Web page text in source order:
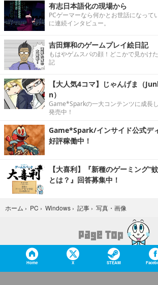
有志日本語化の現場から
PCゲーマーなら何かとお世話になって
に連続インタビュー。
吉田輝和のゲームプレイ絵日記
もはやゲムスパの顔！どこかで見かけ
記
【大人気4コマ】じゃんげま（
n）
Game*Sparkの一大コンテンツに成長
発売中！
Game*Spark/インサイド公式デ
好評稼働中！
【大喜利】『新種のゲーミング“
とは？』回答募集中！
ホーム › PC › Windows › 記事 › 写真・画像
Home X STEAM